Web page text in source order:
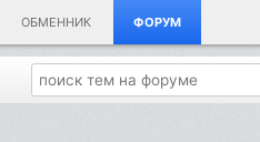
ОБМЕННИК ФОРУМ